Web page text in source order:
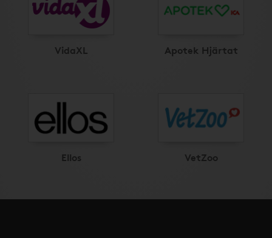
VidaXL Apotek Hjärtat
Ellos VetZoo